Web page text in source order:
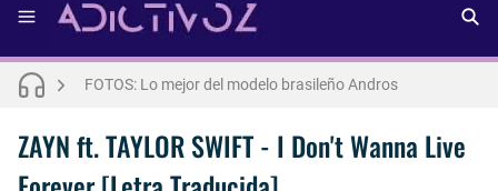
FOTOS: Lo mejor del modelo brasileño Andros
THE WEEKND - Nothing Without You [Letra Trtaducida]
ZAYN ft. TAYLOR SWIFT - I Don't Wanna Live